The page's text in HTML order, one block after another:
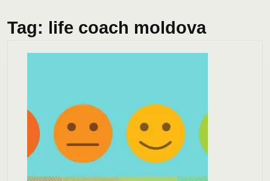
Tag: life coach moldova